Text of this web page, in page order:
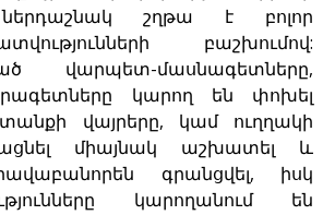
շղթա է բոլոր
բաշխումով:
վարպետ-մասնագետները,
կարող են փոխել
վայրերը, կամ ուղղակի
միայնակ աշխատել և
գրանցվել, իսկ
կարողանում են